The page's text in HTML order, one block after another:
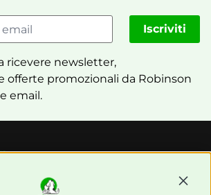
ricevere newsletter,
offerte promozionali da Robinson
email.
Iscriviti